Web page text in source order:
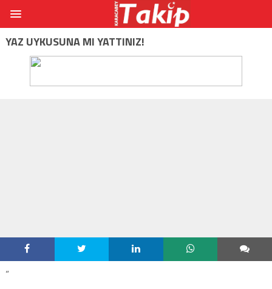
YAZ UYKUSUNA MI YATTINIZ!
“